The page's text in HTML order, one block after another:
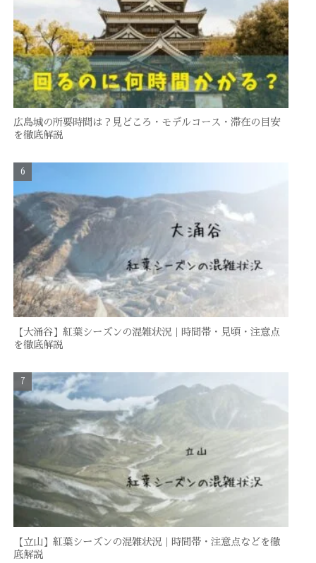
広島城の所要時間は？見どころ・モデルコース・滞在の目安
を徹底解説
【大涌谷】紅葉シーズンの混雑状況｜時間帯・見頃・注意点
を徹底解説
【立山】紅葉シーズンの混雑状況｜時間帯・注意点などを徹
底解説